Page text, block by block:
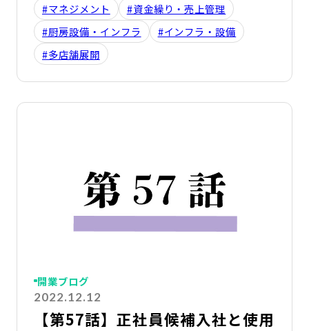
#マネジメント
#資金繰り・売上管理
#厨房設備・インフラ
#インフラ・設備
#多店舗展開
2022.12.12
開業ブログ
【第57話】正社員候補入社と使用